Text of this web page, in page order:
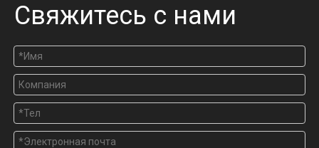
Свяжитесь с нами